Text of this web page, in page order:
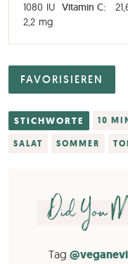
1080 IU Vitamin C:
2,2 mg
FAVORISIEREN
STICHWORTE 10
SALAT SOMMER
Did You
Tag